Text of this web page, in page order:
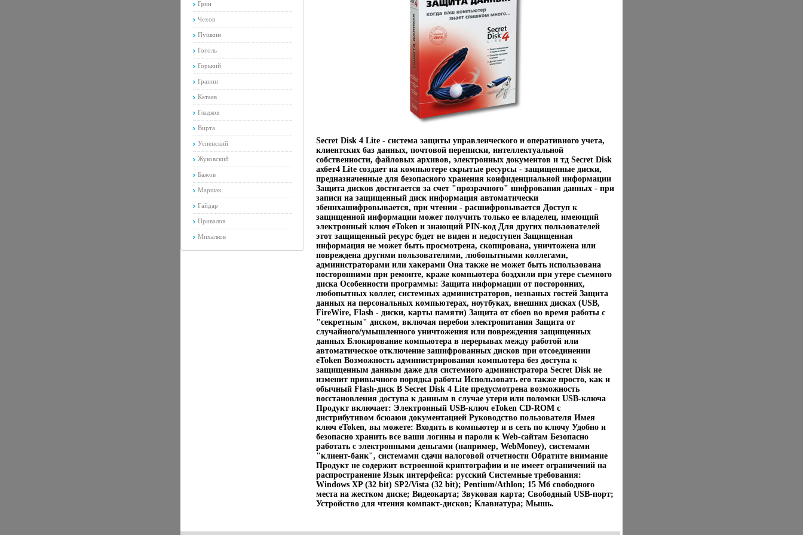
Грин
Чехов
Пушкин
Гоголь
Горький
Гранин
Катаев
Гладков
Вирта
Успенский
Жуковский
Бажов
Маршак
Гайдар
Привалов
Михалков
Secret Disk 4 Lite - система защиты управленческого и оперативного учета,
клиентских баз данных, почтовой переписки, интеллектуальной
собственности, файловых архивов, электронных документов и тд Secret Disk
ахбет4 Lite создает на компьютере скрытые ресурсы - защищенные диски,
предназначенные для безопасного хранения конфиденциальной информации
Защита дисков достигается за счет "прозрачного" шифрования данных - при
записи на защищенный диск информация автоматически
збеннхашифровывается, при чтении - расшифровывается Доступ к
защищенной информации может получить только ее владелец, имеющий
электронный ключ eToken и знающий PIN-код Для других пользователей
этот защищенный ресурс будет не виден и недоступен Защищенная
информация не может быть просмотрена, скопирована, уничтожена или
повреждена другими пользователями, любопытными коллегами,
администраторами или хакерами Она также не может быть использована
посторонними при ремонте, краже компьютера боэдхили при утере съемного
диска Особенности программы: Защита информации от посторонних,
любопытных коллег, системных администраторов, незваных гостей Защита
данных на персональных компьютерах, ноутбуках, внешних дисках (USB,
FireWire, Flash - диски, карты памяти) Защита от сбоев во время работы с
"секретным" диском, включая перебои электропитания Защита от
случайного/умышленного уничтожения или повреждения защищенных
данных Блокирование компьютера в перерывах между работой или
автоматическое отключение зашифрованных дисков при отсоединении
eToken Возможность администрирования компьютера без доступа к
защищенным данным даже для системного администратора Secret Disk не
изменит привычного порядка работы Использовать его также просто, как и
обычный Flash-диск В Secret Disk 4 Lite предусмотрена возможность
восстановления доступа к данным в случае утери или поломки USB-ключа
Продукт включает: Электронный USB-ключ eToken CD-ROM с
дистрибутивом бсюаюи документацией Руководство пользователя Имея
ключ eToken, вы можете: Входить в компьютер и в сеть по ключу Удобно и
безопасно хранить все ваши логины и пароли к Web-сайтам Безопасно
работать с электронными деньгами (например, WebMoney), системами
"клиент-банк", системами сдачи налоговой отчетности Обратите внимание
Продукт не содержит встроенной криптографии и не имеет ограничений на
распространение Язык интерфейса: русский Системные требования:
Windows XP (32 bit) SP2/Vista (32 bit); Pentium/Athlon; 15 Мб свободного
места на жестком диске; Видеокарта; Звуковая карта; Свободный USB-порт;
Устройство для чтения компакт-дисков; Клавиатура; Мышь.